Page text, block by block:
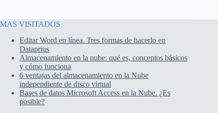
MAS VISITADOS
Editar Word en línea. Tres formas de hacerlo en
Dataprius
Almacenamiento en la nube: qué es, conceptos básicos
y cómo funciona
6 ventajas del almacenamiento en la Nube
independiente de disco virtual
Bases de datos Microsoft Access en la Nube. ¿Es
posible?